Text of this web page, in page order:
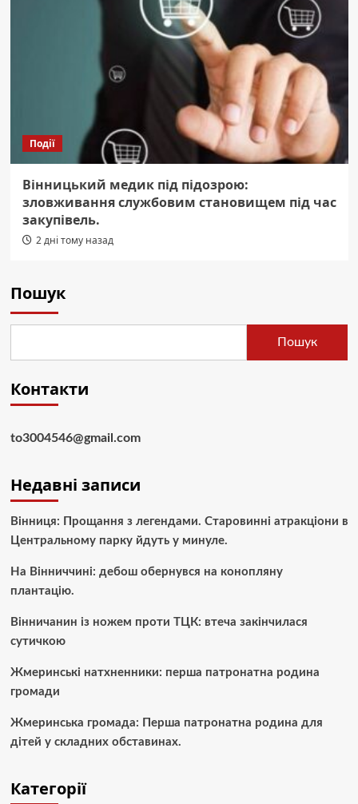
Події
Вінницький медик під підозрою:
зловживання службовим становищем під час
закупівель.
2 дні тому назад
Пошук
Пошук
Контакти
to3004546@gmail.com
Недавні записи
Вінниця: Прощання з легендами. Старовинні атракціони в
Центральному парку йдуть у минуле.
На Вінниччині: дебош обернувся на конопляну
плантацію.
Вінничанин із ножем проти ТЦК: втеча закінчилася
сутичкою
Жмеринські натхненники: перша патронатна родина
громади
Жмеринська громада: Перша патронатна родина для
дітей у складних обставинах.
Категорії